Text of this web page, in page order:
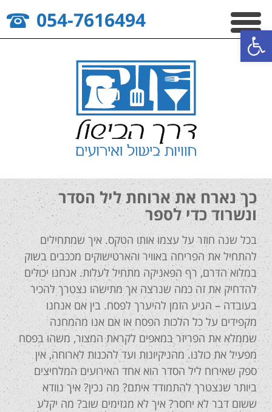
פתח סרגל נגישות
054-7616494
כך נארח את ארוחת ליל הסדר
ונשרוד כדי לספר
בכל שנה חוזר על עצמו אותו הטקס. איך שמתחילים
להתחיל את הפריחה באוויר והארטישוקים מככבים בשוק
במלוא הדרם, רף הפאניקה מתחיל לעלות. אנחנו יכולים
להדחיק את זה כמה שנרצה אך מתישהו נצטרך להכיר
בעובדה – הגיע הזמן להיערך לפסח. בין אם אנחנו
מקפידים על כל הלכות הפסח או אם אנו מהמחנה
שממלא את הפריזר במאפים לקראת המצור, משהו בפסח
מפעיל את כולנו. מהניקיונות ועד להכנות לארוחה, אין
ספק שאירוח ליל הסדר הוא אחד האירועים המלחיצים
ביותר שנצטרך להתמודד איתם? מה נכין? איך נוודא
ששום דבר לא יחסר? איך לא מגזימים שוב? מה יקלע